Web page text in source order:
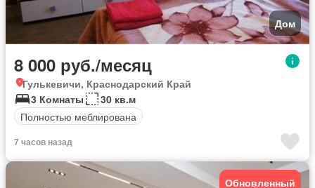
Дом
8 000 руб./месяц
Гулькевичи, Краснодарский Край
3 Комнаты
30 кв.м
Полностью меблирована
7 часов назад
Обновленный